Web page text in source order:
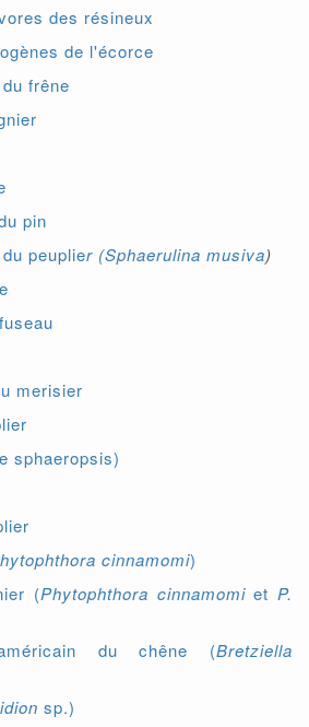
des résineux
de l'écorce
frêne
pin
peuplier (Sphaerulina musiva)
merisier
e sphaeropsis)
cinnamomi)
(Phytophthora cinnamomiet P.
du chêne (Bretziella
sp.)